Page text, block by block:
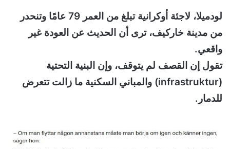
لودميلا، لاجئة أوكرانية تبلغ من العمر 79 عامًا وتنحدر
من مدينة خاركيف، ترى أن الحديث عن العودة غير
واقعي.
تقول إن القصف لم يتوقف، وإن البنية التحتية
(infrastruktur) والمباني السكنية ما زالت تتعرض
للدمار.